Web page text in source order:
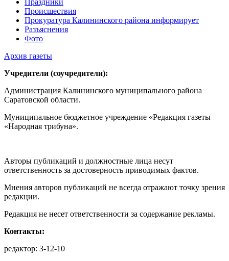
Праздники
Происшествия
Прокуратура Калининского района информирует
Разъяснения
Фото
Архив газеты
Учредители (соучредители):
Администрация Калининского муниципального района
Саратовской области.
Муниципальное бюджетное учреждение «Редакция газеты
«Народная трибуна».
Авторы публикаций и должностные лица несут
ответственность за достоверность приводимых фактов.
Мнения авторов публикаций не всегда отражают точку зрения
редакции.
Редакция не несет ответственности за содержание рекламы.
Контакты:
редактор: 3-12-10